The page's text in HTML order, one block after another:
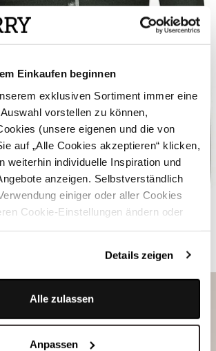
Einkaufen beginnen
exklusiven Sortiment immer eine
vorstellen zu können,
(unsere eigenen und die von
auf „Alle Cookies akzeptieren“ klicken,
weiterhin individuelle Inspiration und
anzeigen. Selbstverständlich
einiger oder aller Cookies
Cookie-Einstellungen ändern oder
Details zeigen
Alle zulassen
Anpassen
TANNE
ÄHNLICHE STYLES